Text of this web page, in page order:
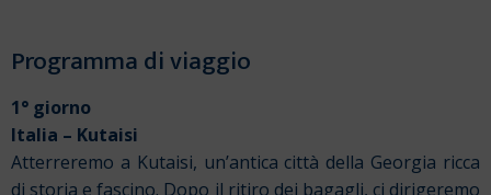
Programma di viaggio
1° giorno
Italia – Kutaisi
Atterreremo a Kutaisi, un’antica città della Georgia ricca
di storia e fascino. Dopo il ritiro dei bagagli, ci dirigeremo